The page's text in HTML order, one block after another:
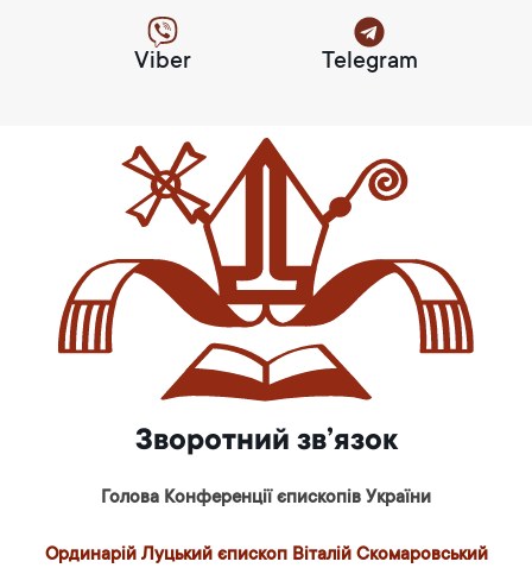
Viber Telegram
Зворотний зв’язок
Голова Конференції єпископів України
Ординарій Луцький єпископ Віталій Скомаровський